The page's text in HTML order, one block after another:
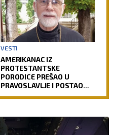
VESTI
AMERIKANAC IZ
PROTESTANTSKE
PORODICE PREŠAO U
PRAVOSLAVLJE I POSTAO
putu preobraćenja